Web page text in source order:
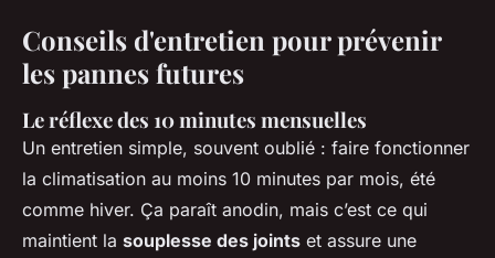
Conseils d'entretien pour prévenir
les pannes futures
Le réflexe des 10 minutes mensuelles
Un entretien simple, souvent oublié : faire fonctionner
la climatisation au moins 10 minutes par mois, été
comme hiver. Ça paraît anodin, mais c’est ce qui
maintient la souplesse des joints et assure une